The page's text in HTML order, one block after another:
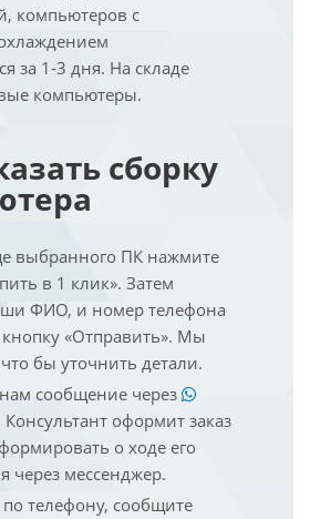
компьютеров с
за 1-3 дня. На складе
компьютеры.
сборку
выбранного ПК нажмите
в 1 клик». Затем
ФИО, и номер телефона
«Отправить». Мы
бы уточнить детали.
сообщение через
Консультант оформит заказ
о ходе его
через мессенджер.
телефону, сообщите